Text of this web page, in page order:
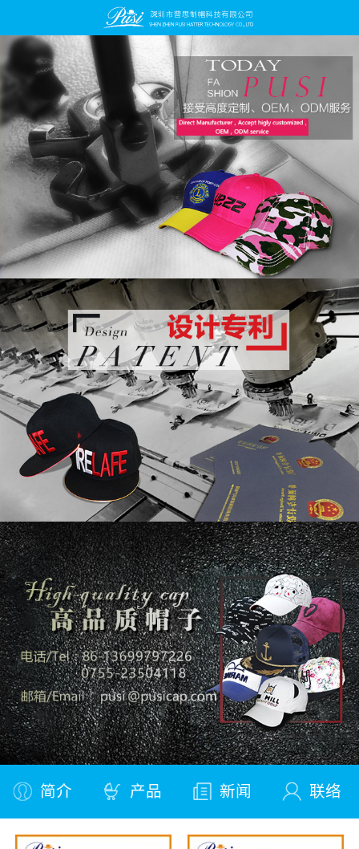
简介 产品 新闻 联络